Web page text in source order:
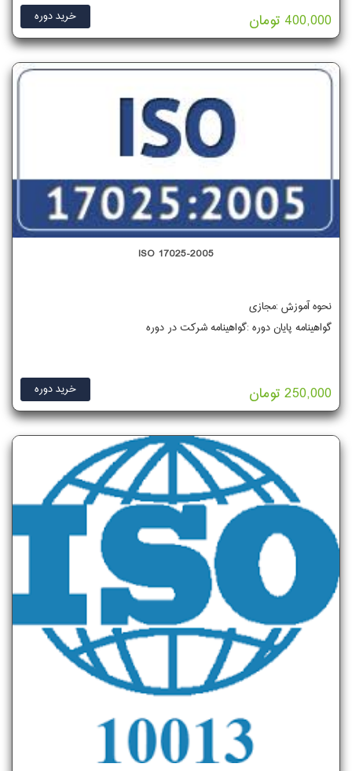
خرید دوره 400,000 تومان
ISO 17025-2005
نحوه آموزش :مجازی
گواهینامه پایان دوره :گواهینامه شرکت در دوره
خرید دوره 250,000 تومان